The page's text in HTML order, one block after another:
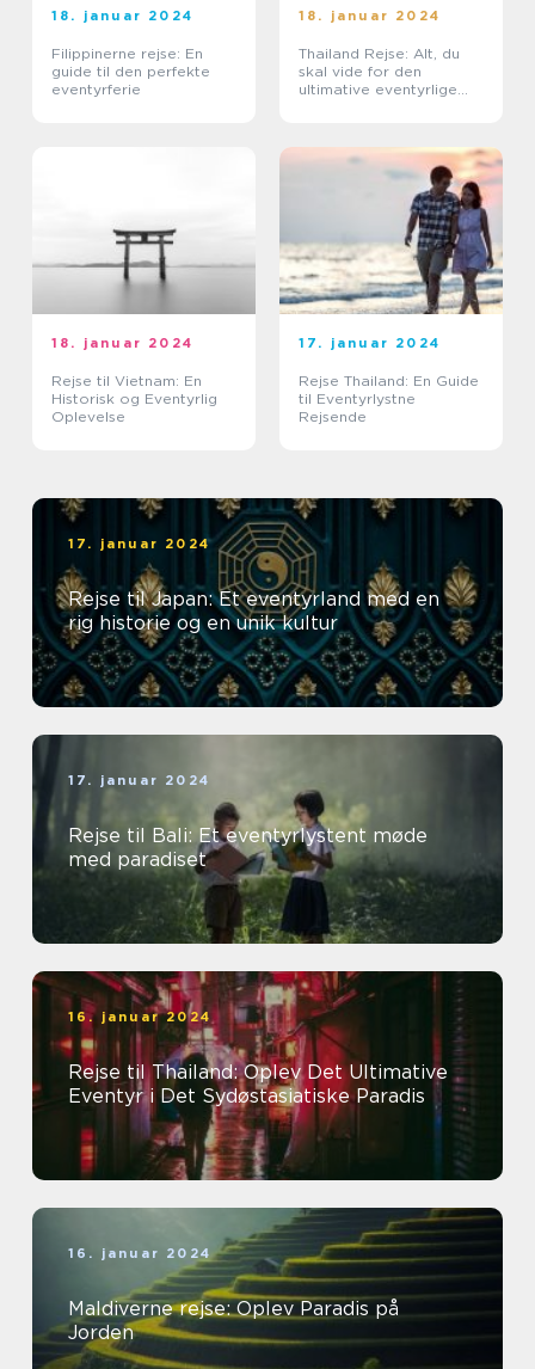
18. januar 2024
Filippinerne rejse: En
guide til den perfekte
eventyrferie
18. januar 2024
Thailand Rejse: Alt, du
skal vide for den
ultimative eventyrlige
18. januar 2024
Rejse til Vietnam: En
Historisk og Eventyrlig
Oplevelse
17. januar 2024
Rejse Thailand: En Guide
til Eventyrlystne
Rejsende
17. januar 2024
Rejse til Japan: Et eventyrland med en
rig historie og en unik kultur
17. januar 2024
Rejse til Bali: Et eventyrlystent møde
med paradiset
16. januar 2024
Rejse til Thailand: Oplev Det Ultimative
Eventyr i Det Sydøstasiatiske Paradis
16. januar 2024
Maldiverne rejse: Oplev Paradis på
Jorden